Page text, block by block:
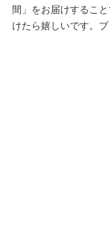
間」をお届けするこ
けたら嬉しいです。